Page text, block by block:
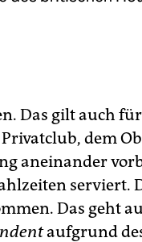
Das gilt auch
dem
aneinander
serviert.
Das geht
aufgrund